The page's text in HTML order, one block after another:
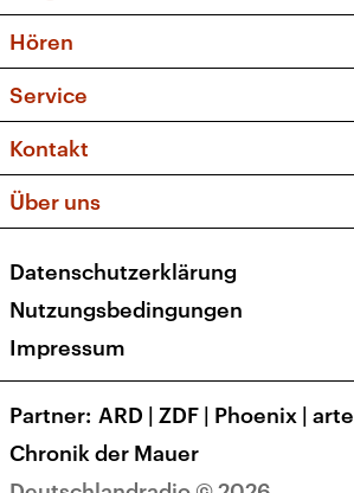
Sendungen und Podcasts
Musikliste
Kakadu – Das Kinderprogramm
Hören
Frequenzen (UKW + DAB+)
Service
FAQ
Apps
Newsletter
Veranstaltungen
Kontakt
Social Media
Über uns
Presse
Karriere
Transparenz
Datenschutzerklärung
Nutzungsbedingungen
Impressum
Partner ARD | ZDF | Phoenix | arte
Chronik der Mauer